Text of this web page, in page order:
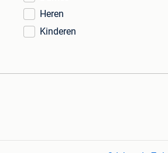
Heren
Kinderen